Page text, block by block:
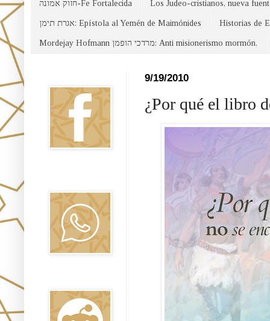
חזוק אמונה-Fe Fortalecida Los Judeo-cristianos, nueva
אגרת תימן: Epístola al Yemén de Maimónides Historias de
Mordejay Hofmann מרדכי הופמן: Anti misionerismo mormón.
9/19/2010
¿Por qué el libro